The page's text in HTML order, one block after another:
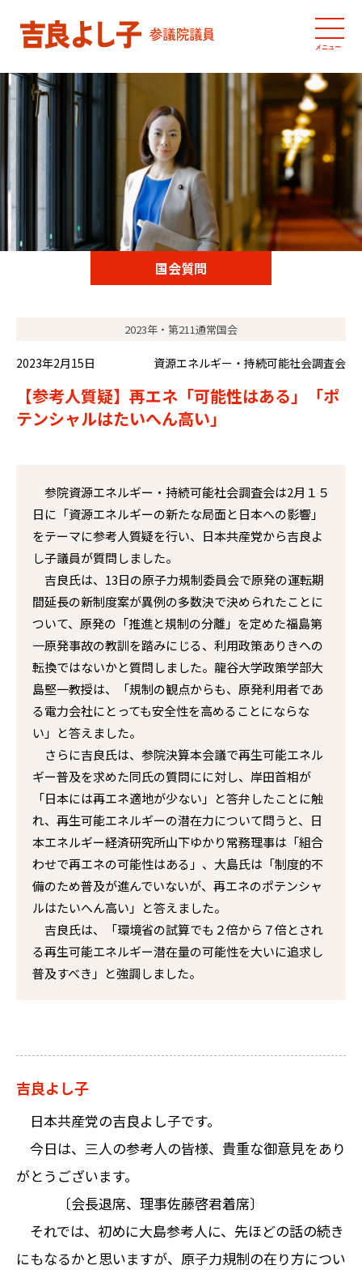
メニュー
国会質問
2023年・第211通常国会
2023年2月15日 資源エネルギー・持続可能社会調査会
【参考人質疑】再エネ「可能性はある」「ポ
テンシャルはたいへん高い」
参院資源エネルギー・持続可能社会調査会は2月１５
日に「資源エネルギーの新たな局面と日本への影響」
をテーマに参考人質疑を行い、日本共産党から吉良よ
し子議員が質問しました。
吉良氏は、13日の原子力規制委員会で原発の運転期
間延長の新制度案が異例の多数決で決められたことに
ついて、原発の「推進と規制の分離」を定めた福島第
一原発事故の教訓を踏みにじる、利用政策ありきへの
転換ではないかと質問しました。龍谷大学政策学部大
島堅一教授は、「規制の観点からも、原発利用者であ
る電力会社にとっても安全性を高めることにならな
い」と答えました。
さらに吉良氏は、参院決算本会議で再生可能エネル
ギー普及を求めた同氏の質問にに対し、岸田首相が
「日本には再エネ適地が少ない」と答弁したことに触
れ、再生可能エネルギーの潜在力について問うと、日
本エネルギー経済研究所山下ゆかり常務理事は「組合
わせで再エネの可能性はある」、大島氏は「制度的不
備のため普及が進んでいないが、再エネのポテンシャ
ルはたいへん高い」と答えました。
吉良氏は、「環境省の試算でも２倍から７倍とされ
る再生可能エネルギー潜在量の可能性を大いに追求し
普及すべき」と強調しました。
吉良よし子
日本共産党の吉良よし子です。
今日は、三人の参考人の皆様、貴重な御意見をあり
がとうございます。
〔会長退席、理事佐藤啓君着席〕
それでは、初めに大島参考人に、先ほどの話の続き
にもなるかと思いますが、原子力規制の在り方につい